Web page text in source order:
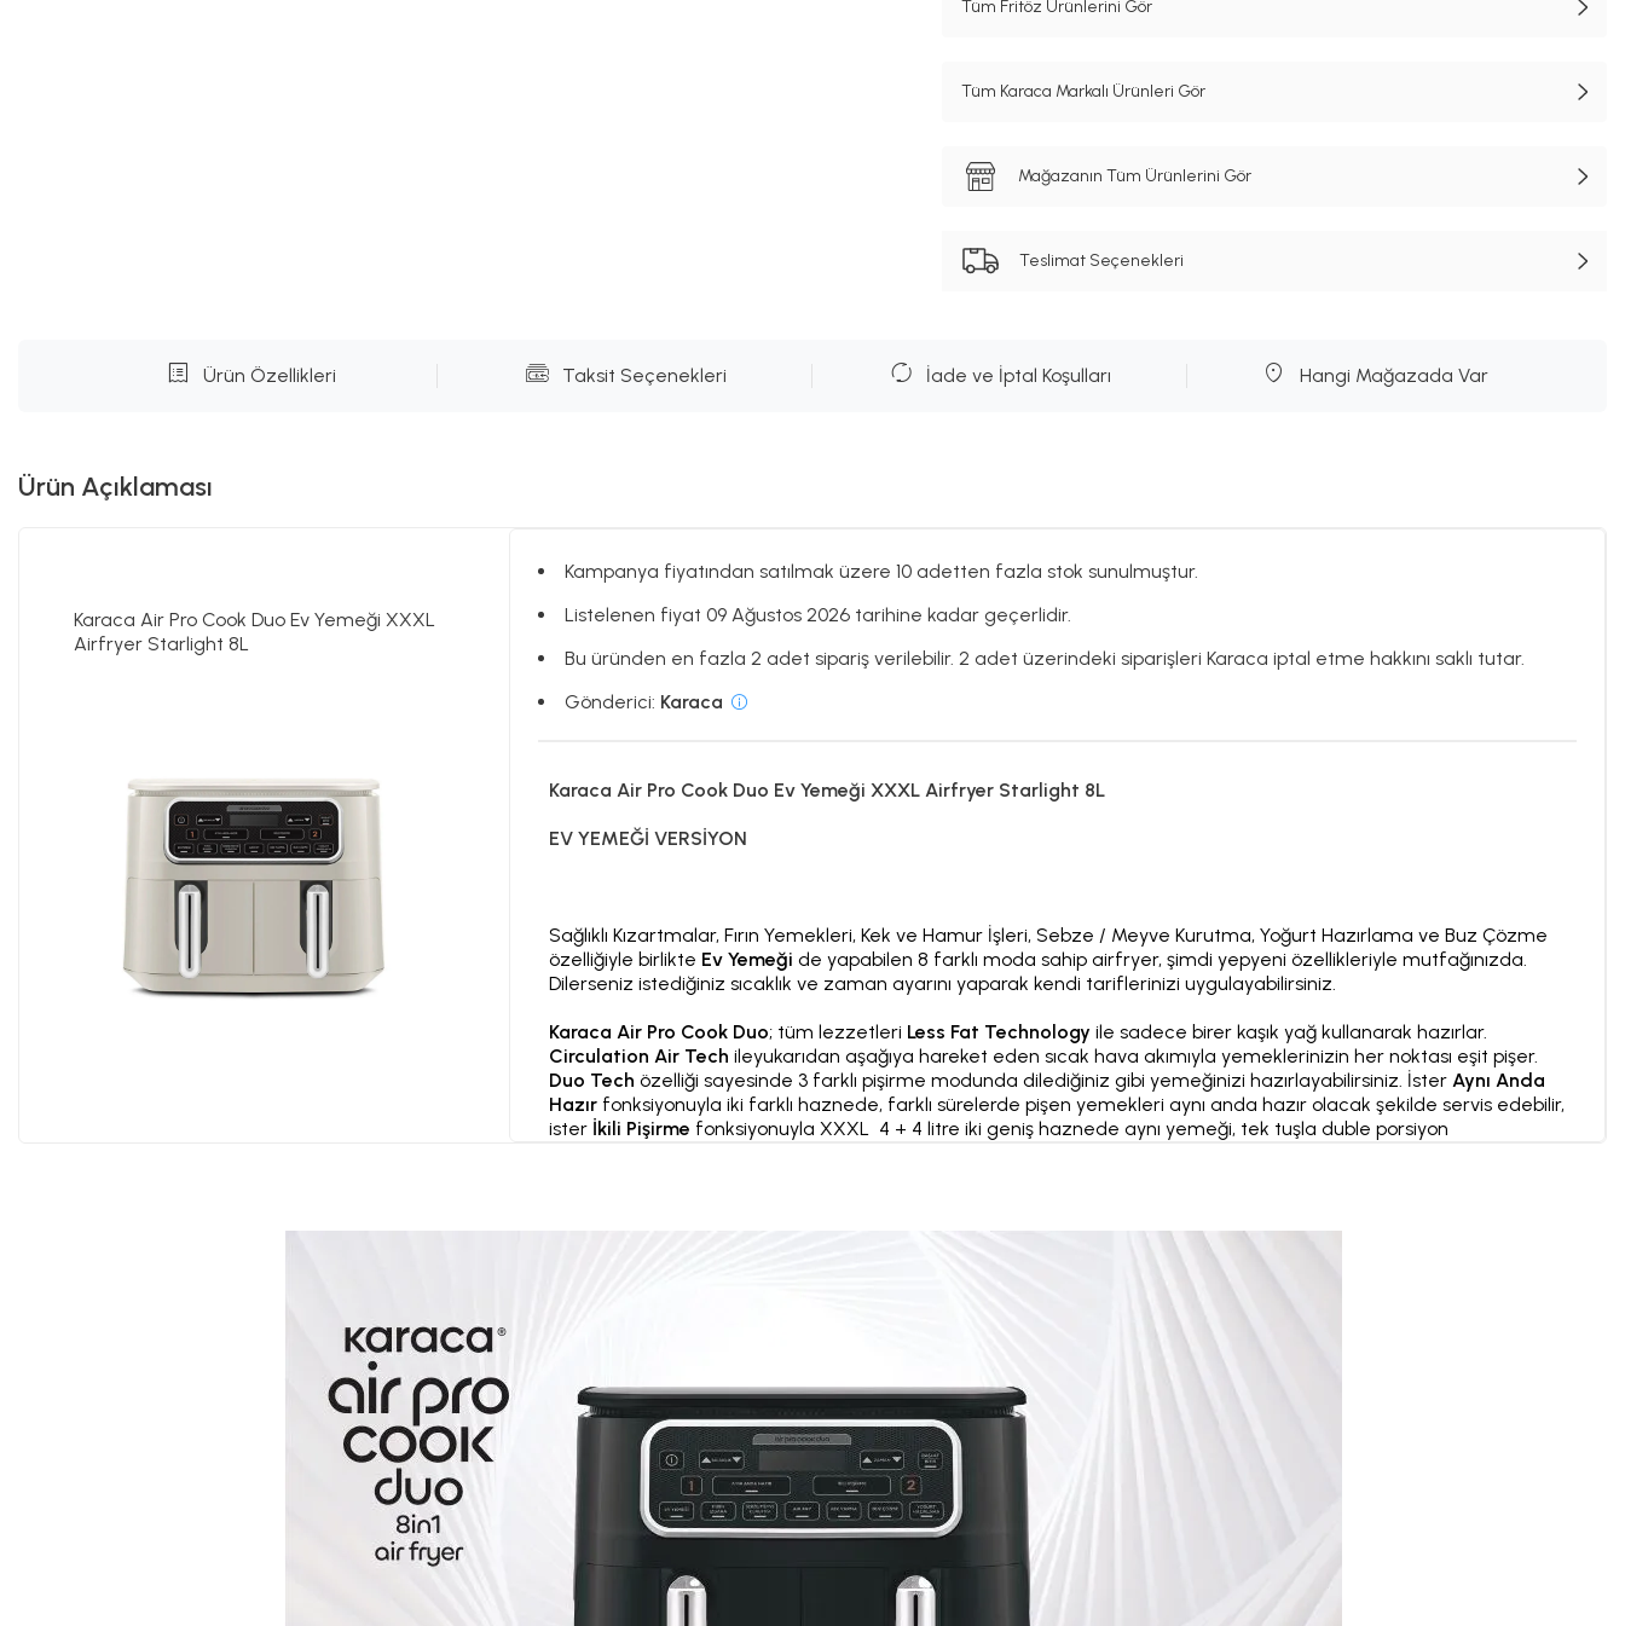
Tüm Fritöz Ürünlerini Gör
Tüm Karaca Markalı Ürünleri Gör
Mağazanın Tüm Ürünlerini Gör
Teslimat Seçenekleri
Ürün Özellikleri Taksit Seçenekleri İade ve İptal Koşulları Hangi Mağazada Var
Ürün Açıklaması
Karaca Air Pro Cook Duo Ev Yemeği XXXL
Airfryer Starlight 8L
Kampanya fiyatından satılmak üzere 10 adetten fazla stok sunulmuştur.
Listelenen fiyat 09 Ağustos 2026 tarihine kadar geçerlidir.
Bu üründen en fazla 2 adet sipariş verilebilir. 2 adet üzerindeki siparişleri Karaca iptal etme hakkını saklı tutar.
Gönderici: Karaca
Karaca Air Pro Cook Duo Ev Yemeği XXXL Airfryer Starlight 8L
EV YEMEĞİ VERSİYON
Sağlıklı Kızartmalar, Fırın Yemekleri, Kek ve Hamur İşleri, Sebze / Meyve Kurutma, Yoğurt Hazırlama ve Buz Çözme
özelliğiyle birlikte Ev Yemeğide yapabilen 8 farklı moda sahip airfryer, şimdi yepyeni özellikleriyle mutfağınızda.
Dilerseniz istediğiniz sıcaklık ve zaman ayarını yaparak kendi tariflerinizi uygulayabilirsiniz.
Karaca Air Pro Cook Duo; tüm lezzetleri Less Fat Technologyile sadece birer kaşık yağ kullanarak hazırlar.
Circulation Air Techileyukarıdan aşağıya hareket eden sıcak hava akımıyla yemeklerinizin her noktası eşit pişer.
Duo Techözelliği sayesinde 3 farklı pişirme modunda dilediğiniz gibi yemeğinizi hazırlayabilirsiniz. İsterAynı Anda
Hazır fonksiyonuyla iki farklı haznede, farklı sürelerde pişen yemekleri aynı anda hazır olacak şekilde servis edebilir,
ister İkili Pişirme fonksiyonuyla XXXL 4 + 4 litre iki geniş haznede aynı yemeği, tek tuşla duble porsiyon
Easy Wash Tech
ile enerjinizi temizliğe değil, yepyeni tarifler